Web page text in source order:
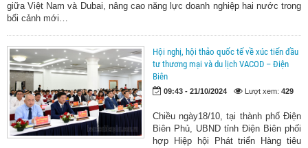
giữa Việt Nam và Dubai, nâng cao năng lực doanh nghiệp hai nước trong
bối cảnh mới…
Hội nghị, hội thảo quốc tế về xúc tiến đầu
tư thương mại và du lịch VACOD – Điện
Biên
09:43 - 21/10/2024 Lượt xem: 429
Chiều ngày18/10, tại thành phố Điện
Biên Phủ, UBND tỉnh Điện Biên phối
hợp Hiệp hội Phát triển Hàng tiêu